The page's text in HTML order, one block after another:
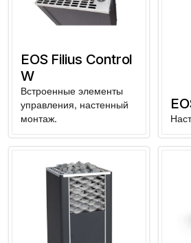
EOS Filius Control
W
Встроенные элементы
управления, настенный
монтаж.